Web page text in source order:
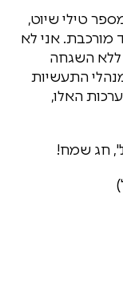
טילי שיוט,
מורכבת. אני לא
ללא השגחה
התעשיות
האלו,
חג שמח!